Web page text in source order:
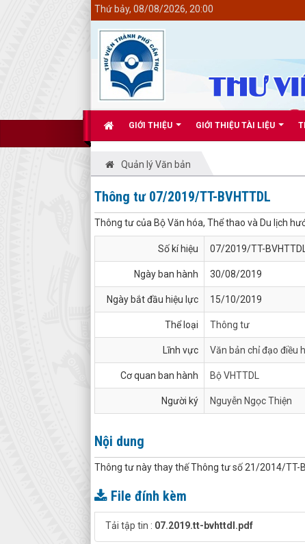
GIỚI THIỆU GIỚI THIỆU TÀI LIỆU
Thứ bảy, 08/08/2026, 20:00
Quản lý Văn bản
Thông tư 07/2019/TT-BVHTTDL
Thông tư của Bộ Văn hóa, Thể thao và Du lịch
Số kí hiệu 07/2019/TT-BVHTTDL
Ngày ban hành 30/08/2019
Ngày bắt đầu hiệu lực 15/10/2019
Thể loại Thông tư
Lĩnh vực Văn bản chỉ đạo điều
Cơ quan ban hành Bộ VHTTDL
Người ký Nguyễn Ngọc Thiện
Nội dung
Thông tư này thay thế Thông tư số 21/2014/TT-
File đính kèm
Tải tập tin : 07.2019.tt-bvhttdl.pdf